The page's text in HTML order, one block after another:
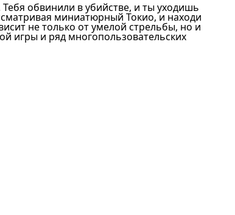
обвинили в убийстве, и ты уходишь
миниатюрный Токио, и находи
не только от умелой стрельбы, но и
игры и ряд многопользовательских